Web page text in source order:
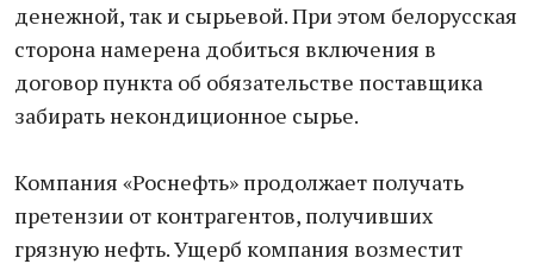
денежной, так и сырьевой. При этом белорусская
сторона намерена добиться включения в
договор пункта об обязательстве поставщика
забирать некондиционное сырье.
Компания «Роснефть» продолжает получать
претензии от контрагентов, получивших
грязную нефть. Ущерб компания возместит